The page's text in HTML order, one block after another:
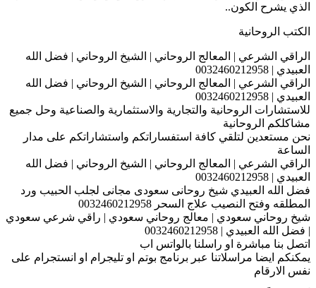
الذي يشرح الكون..
الكتب الروحانية
الراقي الشرعي | المعالج الروحاني | الشيخ الروحاني | فضل الله
العبيدي | 0032460212958
الراقي الشرعي | المعالج الروحاني | الشيخ الروحاني | فضل الله
العبيدي | 0032460212958
للاستشارات الروحانية والتجارية والاستثمارية والصناعية وحل جميع
مشاكلكم الروحانية
نحن مستعدين لتلقي كافة استفساراتكم واستشاراتكم على مدار
الساعة
الراقي الشرعي | المعالج الروحاني | الشيخ الروحاني | فضل الله
العبيدي | 0032460212958
فضل الله العبيدي شيخ روحانى سعودى مجانى لجلب الحبيب ورد
المطلقه وفتح النصيب علاج السحر 0032460212958
شيخ روحاني سعودي | معالج روحاني سعودي | راقي شرعي سعودي
| فضل الله العبيدي | 0032460212958
اتصل بنا مباشرة او راسلنا بالواتس اب
يمكنكم ايضا مراسلاتنا عبر برنامج بوتم او تليجرام او انستجرام على
نفس الارقام